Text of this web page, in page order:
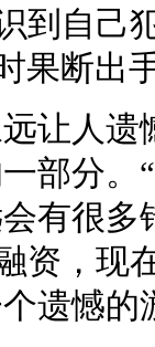
到自己
果断出
让人
部分
有很
资，现
遗憾的